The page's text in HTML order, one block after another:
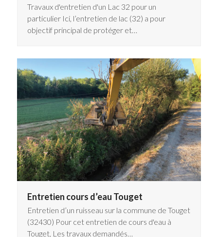
Travaux d'entretien d'un Lac 32 pour un
particulier Ici, l’entretien de lac (32) a pour
objectif principal de protéger et…
Entretien cours d’eau Touget
Entretien d’un ruisseau sur la commune de Touget
(32430) Pour cet entretien de cours d'eau à
Touget, Les travaux demandés…